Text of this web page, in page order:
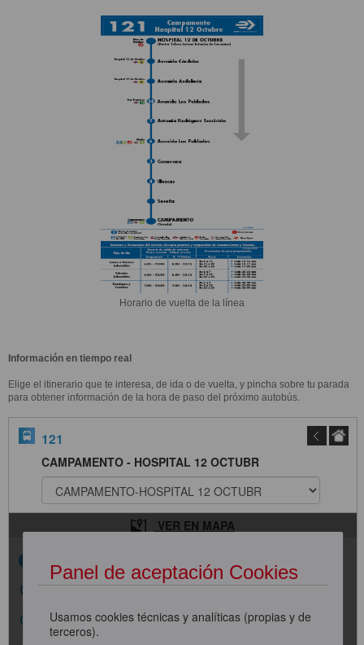
Horario de vuelta de la línea
Información en tiempo real
Elige el itinerario que te interesa, de ida o de vuelta, y pincha sobre tu parada
para obtener información de la hora de paso del próximo autobús.